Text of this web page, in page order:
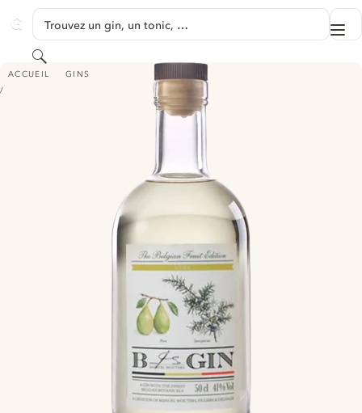
GINVENTORY
Trouvez un gin, un tonic, …
Rechercher
ACCUEIL GINS
BGIN PEAR